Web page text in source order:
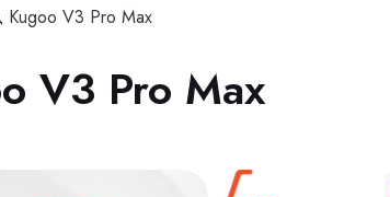
Kugoo V3 Pro Max
V3 Pro Max